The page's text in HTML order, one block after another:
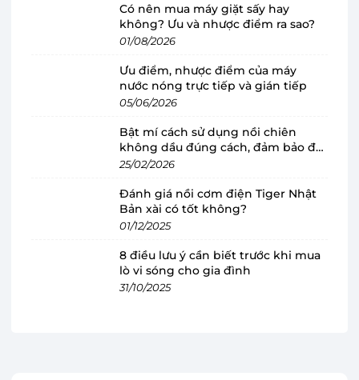
Kiểu dáng nhỏ gọn, chất liệu bền tốt, dễ
dàng mang đi khi cần
Nồi cơm điện Cuckoonhỏ gọn, nặng khoảng
3kg nên người dùng có thể đặt ở bất cứ đâu
kết hợp với cam tươi tạo nên sự mới mẻ, hiện
đại cho khu vực nấu ăn.
Sản phẩm có lớp vỏ ngoài làm từ chất liệu nhựa
cao cấp cho độ nhẵn mịn, cách nhiệt tốt nên khi
biệt là tay cầm được làm bằng chất liệu nhựa
tổng hợp rất chắc chắn, an toàn và thuận tiện
Có nên mua máy giặt sấy hay
không? Ưu và nhược điểm ra sao?
01/08/2026
Ưu điểm, nhược điểm của máy
nước nóng trực tiếp và gián tiếp
05/06/2026
Bật mí cách sử dụng nồi chiên
không dầu đúng cách, đảm bảo độ
bền
25/02/2026
Đánh giá nồi cơm điện Tiger Nhật
Bản xài có tốt không?
01/12/2025
8 điều lưu ý cần biết trước khi mua
lò vi sóng cho gia đình
31/10/2025